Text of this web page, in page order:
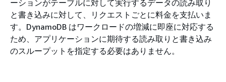
ーションがテーブルに対して実行するデータの読み取り
と書き込みに対して、リクエストごとに料金を支払いま
す。DynamoDB はワークロードの増減に即座に対応する
ため、アプリケーションに期待する読み取りと書き込み
のスループットを指定する必要はありません。